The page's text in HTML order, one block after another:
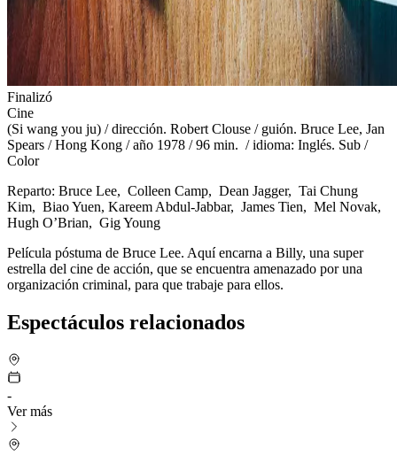
Finalizó
Cine
(Si wang you ju) / dirección. Robert Clouse / guión. Bruce Lee, Jan
Spears / Hong Kong / año 1978 / 96 min. / idioma: Inglés. Sub /
Color
Reparto: Bruce Lee, Colleen Camp, Dean Jagger, Tai Chung
Kim, Biao Yuen, Kareem Abdul-Jabbar, James Tien, Mel Novak,
Hugh O’Brian, Gig Young
Película póstuma de Bruce Lee. Aquí encarna a Billy, una super
estrella del cine de acción, que se encuentra amenazado por una
organización criminal, para que trabaje para ellos.
Espectáculos relacionados
-
Ver más